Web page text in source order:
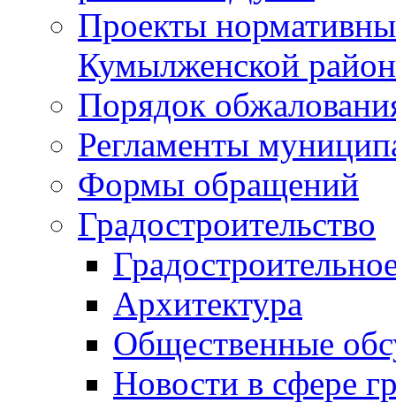
Проекты
Кумылженской
Порядок
Регламенты
Формы обращений
Градостроительство
Архитектура
Общественные
Новости в сфере